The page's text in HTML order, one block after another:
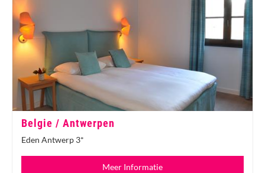
Belgie / Antwerpen
Eden Antwerp 3*
Meer Informatie